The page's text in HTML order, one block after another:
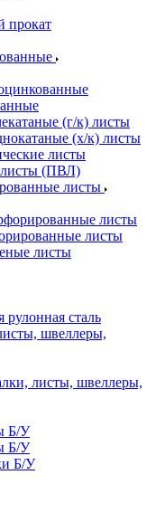
прокат
(г/к) листы
(х/к) листы
листы
(ПВЛ)
листы
листы
листы
листы
рулонная сталь
швеллеры,
листы, швеллеры,
Б/У
Б/У
Б/У